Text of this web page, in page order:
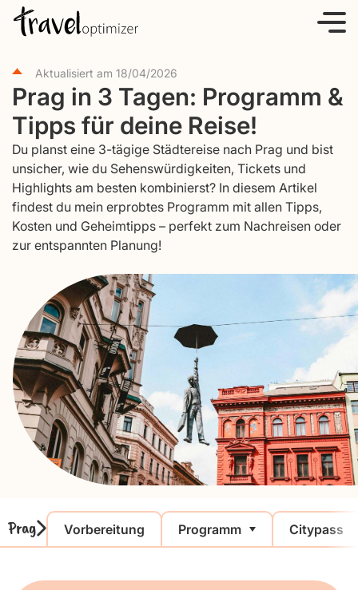
Aktualisiert am 18/04/2026
Prag in 3 Tagen: Programm &
Tipps für deine Reise!
Du planst eine 3-tägige Städtereise nach Prag und bist
unsicher, wie du Sehenswürdigkeiten, Tickets und
Highlights am besten kombinierst? In diesem Artikel
findest du mein erprobtes Programm mit allen Tipps,
Kosten und Geheimtipps – perfekt zum Nachreisen oder
zur entspannten Planung!
Prag Vorbereitung Programm Citypass